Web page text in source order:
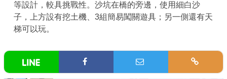
等設計，較具挑戰性。沙坑在橋的旁邊，使用細白沙
子，上方設有挖土機、3組簡易闖關遊具；另一側還有天
梯可以玩。